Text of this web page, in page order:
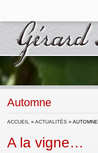
Automne
ACCUEIL » ACTUALITÉS » AUTOMNE
A la vigne…